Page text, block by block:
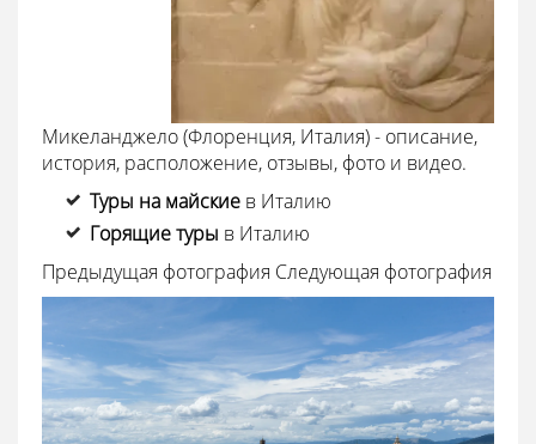
Микеланджело (Флоренция, Италия) - описание,
история, расположение, отзывы, фото и видео.
Туры на майские в Италию
Горящие туры в Италию
Предыдущая фотография Следующая фотография